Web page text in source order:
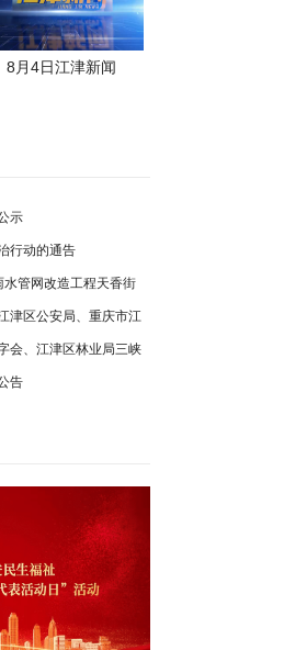
8月4日江津新闻
示
行动的通告
管网改造工程天香街
通告
津区公安局、重庆市江
单车联合整治行动的公
会、江津区林业局三峡
告